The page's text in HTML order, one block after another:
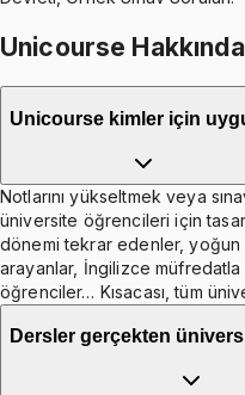
Unicourse
Unicourse kimler için
Notlarını yükseltmek veya
üniversite öğrencileri için
dönemi tekrar edenler,
arayanlar, İngilizce
öğrenciler… Kısacası, tüm
Dersler gerçekten